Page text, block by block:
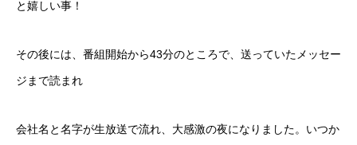
と嬉しい事！
その後には、番組開始から43分のところで、送っていたメッセー
ジまで読まれ
会社名と名字が生放送で流れ、大感激の夜になりました。いつか